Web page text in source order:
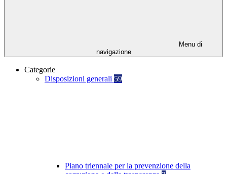
Menu di
navigazione
Categorie
Disposizioni generali 59
Piano triennale per la prevenzione della